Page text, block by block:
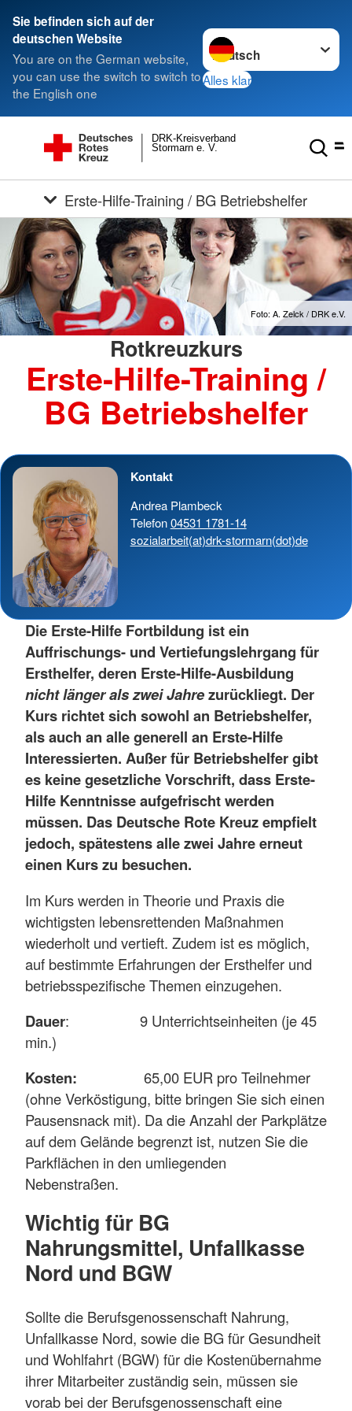
Sie befinden sich auf der
deutschen Website
You are on the German website,
you can use the switch to switch to
the English one
Sprache wechseln zu
Alles klar
Stormarn e. V.
DRK-Kreisverband
Erste-Hilfe-Training / BG Betriebshelfer
Foto: A. Zelck / DRK e.V.
Rotkreuzkurs
Erste-Hilfe-Training /
BG Betriebshelfer
Kontakt
Andrea Plambeck
Telefon04531 1781-14
sozialarbeit(at)drk-stormarn(dot)de
Die Erste-Hilfe Fortbildung ist ein
Auffrischungs- und Vertiefungslehrgang für
Ersthelfer, deren Erste-Hilfe-Ausbildung
nicht länger als zwei Jahrezurückliegt. Der
Kurs richtet sich sowohl an Betriebshelfer,
als auch an alle generell an Erste-Hilfe
Interessierten. Außer für Betriebshelfer gibt
es keine gesetzliche Vorschrift, dass Erste-
Hilfe Kenntnisse aufgefrischt werden
müssen. Das Deutsche Rote Kreuz empfielt
jedoch, spätestens alle zwei Jahre erneut
einen Kurs zu besuchen.
Im Kurs werden in Theorie und Praxis die
wichtigsten lebensrettenden Maßnahmen
wiederholt und vertieft. Zudem ist es möglich,
auf bestimmte Erfahrungen der Ersthelfer und
betriebsspezifische Themen einzugehen.
Dauer: 9 Unterrichtseinheiten (je 45
min.)
Kosten: 65,00 EUR pro Teilnehmer
(ohne Verköstigung, bitte bringen Sie sich einen
Pausensnack mit). Da die Anzahl der Parkplätze
auf dem Gelände begrenzt ist, nutzen Sie die
Parkflächen in den umliegenden
Nebenstraßen.
Wichtig für BG
Nahrungsmittel, Unfallkasse
Nord und BGW
Sollte die Berufsgenossenschaft Nahrung,
Unfallkasse Nord, sowie die BG für Gesundheit
und Wohlfahrt (BGW) für die Kostenübernahme
ihrer Mitarbeiter zuständig sein, müssen sie
vorab bei der Berufsgenossenschaft eine